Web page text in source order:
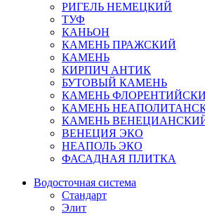
РИГЕЛЬ НЕМЕЦКИЙ
ТУФ
КАНЬОН
КАМЕНЬ ПРАЖСКИЙ
КАМЕНЬ
КИРПИЧ АНТИК
БУТОВЫЙ КАМЕНЬ
КАМЕНЬ
КАМЕНЬ
КАМЕНЬ
ВЕНЕЦИЯ ЭКО
НЕАПОЛЬ ЭКО
ФАСАДНАЯ ПЛИТКА
Водосточная система
Стандарт
Элит